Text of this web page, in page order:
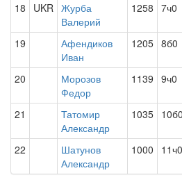
18 UKR Журба
Валерий
1258 7ч0
19
Афендиков
Иван
1205 8б0
20
Морозов
Федор
1139 9ч0
21
Татомир
Александр
1035 10б0
22
Шатунов
Александр
1000 11ч0